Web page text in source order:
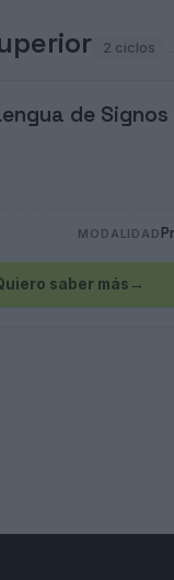
2 ciclos
de Signos
MODALIDAD
saber más →